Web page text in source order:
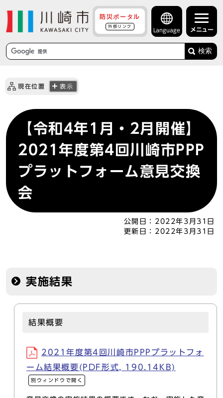
防災ポータル
外部リンク
Language メニュー
検索
現在位置 表示
【令和4年1月・2月開催】
2021年度第4回川崎市PPP
プラットフォーム意見交換
会
公開日： 2022年3月31日
更新日： 2022年3月31日
実施結果
結果概要
2021年度第4回川崎市PPPプラットフォ
ーム結果概要(PDF形式, 190.14KB)
別ウィンドウで開く